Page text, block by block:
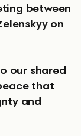
between
on
our shared
that
and